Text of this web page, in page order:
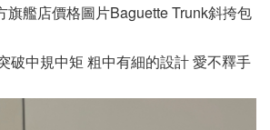
旗艦店價格圖片Baguette Trunk斜挎包
破中規中矩 粗中有細的設計 愛不釋手